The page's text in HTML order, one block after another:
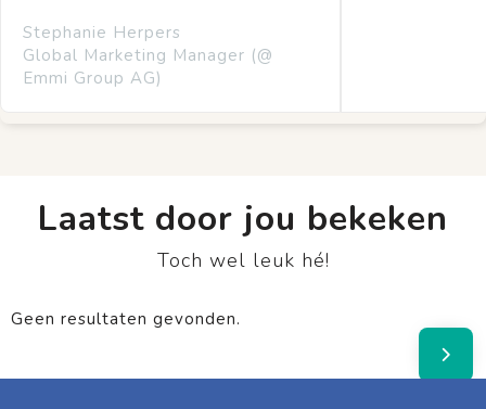
Stephanie Herpers
Global Marketing Manager (@
Emmi Group AG)
Laatst door jou bekeken
Toch wel leuk hé!
Geen resultaten gevonden.